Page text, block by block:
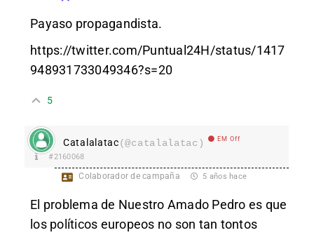
Payaso propagandista.
https://twitter.com/Puntual24H/status/1417
948931733049346?s=20
5
Catalalatac(@catalalatac) EM Off
#2160068
Colaborador de campaña 5 años hace
El problema de Nuestro Amado Pedro es que
los políticos europeos no son tan tontos